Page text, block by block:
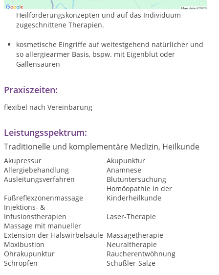
ausführliche Anamnese bis hin zu individuellen
Heilförderungskonzepten und auf das Individuum
zugeschnittene Therapien.
kosmetische Eingriffe auf weitestgehend natürlicher und
so allergiearmer Basis, bspw. mit Eigenblut oder
Gallensäuren
Praxiszeiten:
flexibel nach Vereinbarung
Leistungsspektrum:
Traditionelle und komplementäre Medizin, Heilkunde
Akupressur
Akupunktur
Allergiebehandlung
Anamnese
Ausleitungsverfahren
Blutuntersuchung
Fußreflexzonenmassage
Homöopathie in der
Kinderheilkunde
Injektions- &
Infusionstherapien
Laser-Therapie
Massage mit manueller
Extension der Halswirbelsäule Massagetherapie
Moxibustion
Neuraltherapie
Ohrakupunktur
Raucherentwöhnung
Schröpfen
Schüßler-Salze